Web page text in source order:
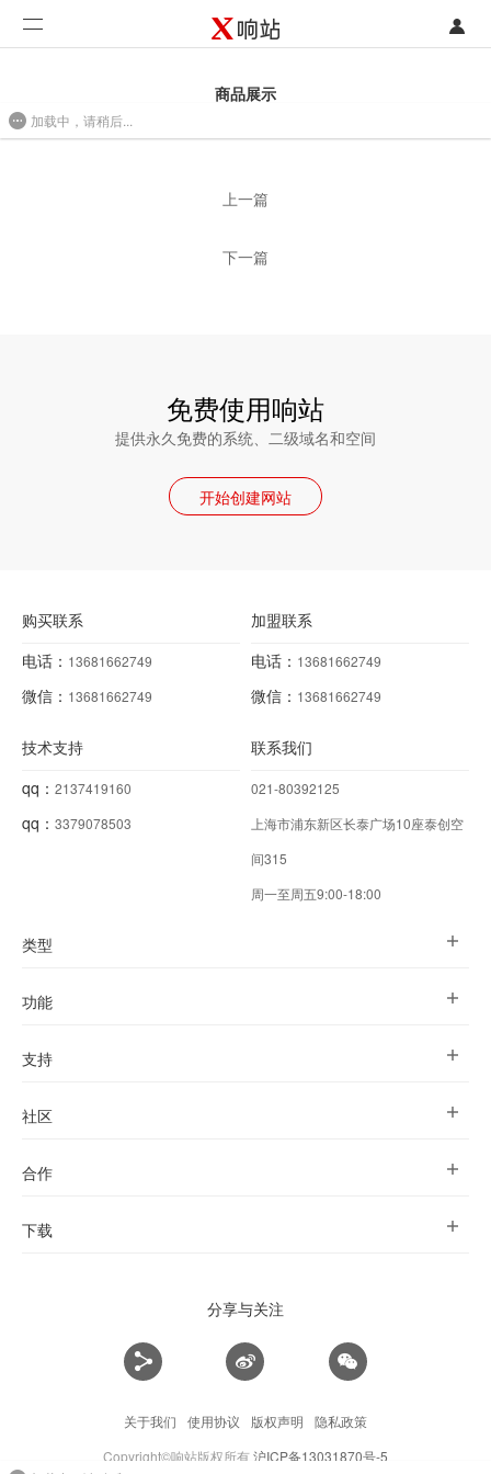
注册
开发类型
商品展示
上一篇
下一篇
免费使用响站
提供永久免费的系统、二级域名和空间
开始创建网站
购买联系
电话： 13681662749
微信： 13681662749
加盟联系
电话： 13681662749
微信： 13681662749
技术支持
qq： 2137419160
qq： 3379078503
联系我们
021-80392125
上海市浦东新区长泰广场10座泰创空
间315
周一至周五9:00-18:00
类型
功能
支持
社区
合作
下载
分享与关注
关于我们 使用协议 版权声明
隐私政策
Copyright©响站版权所有沪ICP备13031870号-5
加载中，请稍后...